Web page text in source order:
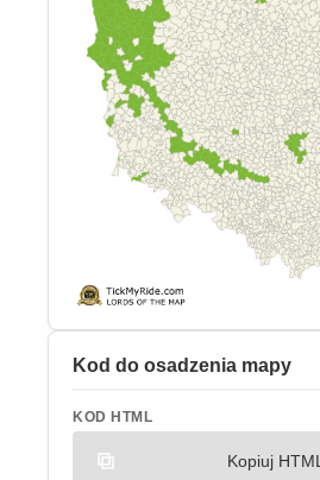
Kod do osadzenia mapy
KOD HTML
Kopiuj HTML